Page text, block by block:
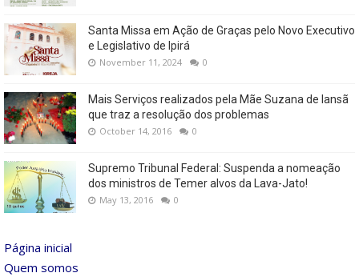
Santa Missa em Ação de Graças pelo Novo Executivo
e Legislativo de Ipirá
November 11, 2024 0
Mais Serviços realizados pela Mãe Suzana de Iansã
que traz a resolução dos problemas
October 14, 2016 0
Supremo Tribunal Federal: Suspenda a nomeação
dos ministros de Temer alvos da Lava-Jato!
May 13, 2016 0
Página inicial
Quem somos